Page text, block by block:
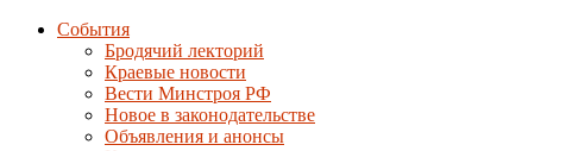
События
Бродячий лекторий
Краевые новости
Вести Минстроя РФ
Новое в законодательстве
Объявления и анонсы